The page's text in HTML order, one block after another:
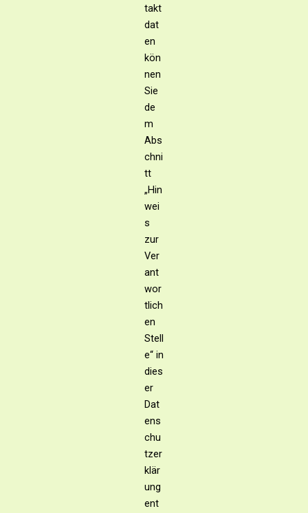
takt
dat
en
kön
nen
Sie
de
m
Abs
chni
tt
„Hin
wei
s
zur
Ver
ant
wor
tlich
en
Stell
e“ in
dies
er
Dat
ens
chu
tzer
klär
ung
ent